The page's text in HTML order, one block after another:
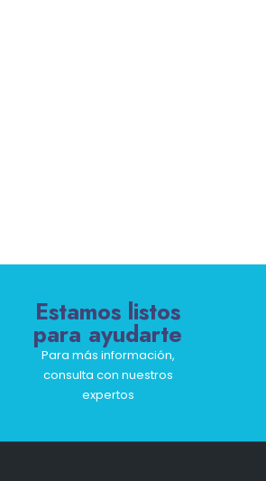
Estamos listos
para ayudarte
Para más información,
consulta con nuestros
expertos